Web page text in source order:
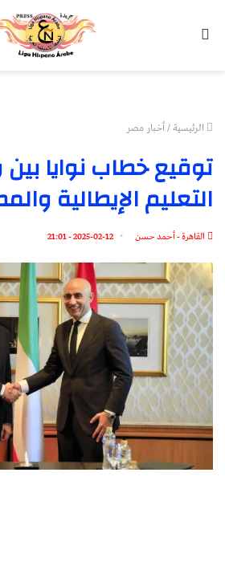
الرئيسية/أخبار مصر
توقيع خطاب نوايا بين
التعليم الإيطالية
القاهرة - أحمد حسن 2025-02-12 - 21:01